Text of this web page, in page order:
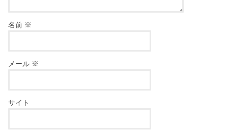
名前 ※
メール ※
サイト